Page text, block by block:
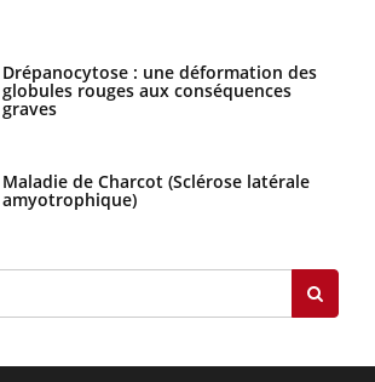
Drépanocytose : une déformation des
globules rouges aux conséquences
graves
Maladie de Charcot (Sclérose latérale
amyotrophique)